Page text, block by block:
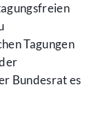
Tagungen
Bundesrat es